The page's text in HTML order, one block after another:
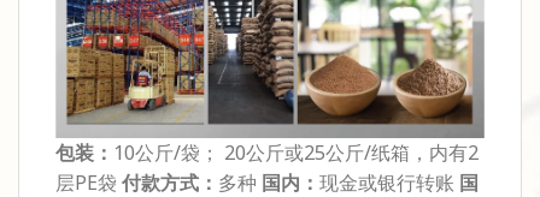
包装： 10公斤/袋； 20公斤或25公斤/纸箱，内有2
层PE袋 付款方式： 多种 国内： 现金或银行转账 国